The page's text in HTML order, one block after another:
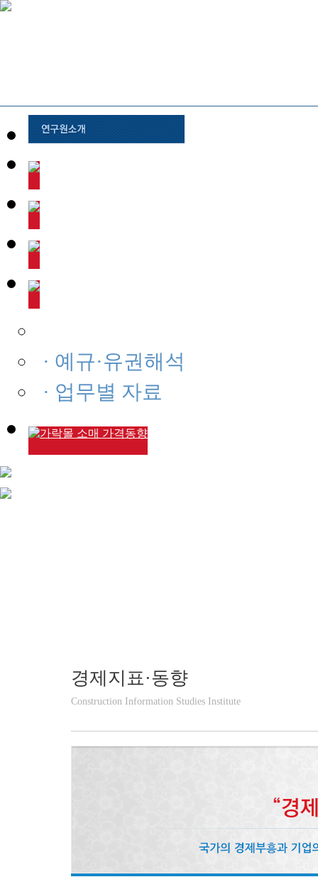
· 예규·유권해석
· 업무별 자료
경제지표·동향
Construction Information Studies Institute